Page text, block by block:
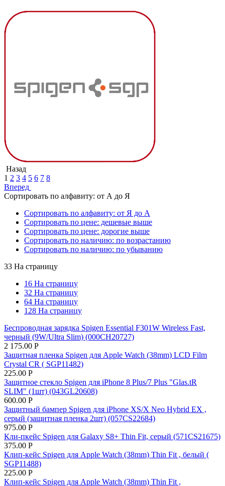
Назад
1 2 3 4 5 6 7 8
Вперед
Сортировать по алфавиту: от А до Я
Сортировать по алфавиту: от Я до А
Сортировать по цене: дешевые выше
Сортировать по цене: дорогие выше
Сортировать по наличию: по возрастанию
Сортировать по наличию: по убыванию
33 На страницу
16 На страницу
32 На страницу
64 На страницу
128 На страницу
Беспроводная зарядка Spigen Essential F301W Wireless Fast,
черный (9W/Ultra Slim) (000CH20727)
2 175.00 Р
Защитная пленка Spigen для Apple Watch (38mm) LCD Film
Crystal CR ( SGP11482)
225.00 Р
Защитное стекло Spigen для iPhone 8 Plus/7 Plus "Glas.tR
SLIM" (1шт) (043GL20608)
600.00 Р
Защитный бампер Spigen для iPhone XS/X Neo Hybrid EX ,
серый (защитная пленка 2шт) (057CS22684)
975.00 Р
Кли-пкейс Spigen для Galaxy S8+ Thin Fit, серый (571CS21675)
375.00 Р
Клип-кейс Spigen для Apple Watch (38mm) Thin Fit , белый (
SGP11488)
225.00 Р
Клип-кейс Spigen для Apple Watch (38mm) Thin Fit ,